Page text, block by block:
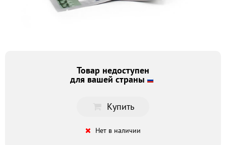
Товар недоступен
для вашей страны
Купить
Нет в наличии